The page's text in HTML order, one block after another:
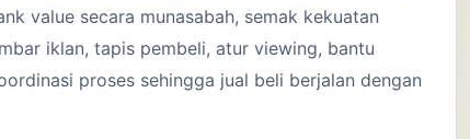
value secara munasabah, semak kekuatan
iklan, tapis pembeli, atur viewing, bantu
proses sehingga jual beli berjalan dengan